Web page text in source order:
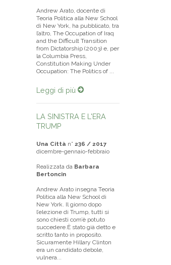
Andrew Arato, docente di
Teoria Politica alla New School
di New York, ha pubblicato, tra
l’altro, The Occupation of Iraq
and the Difficult Transition
from Dictatorship (2003) e, per
la Columbia Press,
Constitution Making Under
Occupation: The Politics of ...
Leggi di più
LA SINISTRA E L'ERA
TRUMP
Una Città n° 236 / 2017
dicembre-gennaio-febbraio
Realizzata da Barbara
Bertoncin
Andrew Arato insegna Teoria
Politica alla New School di
New York. Il giorno dopo
l’elezione di Trump, tutti si
sono chiesti com’è potuto
succedere.È stato già detto e
scritto tanto in proposito.
Sicuramente Hillary Clinton
era un candidato debole,
vulnera...